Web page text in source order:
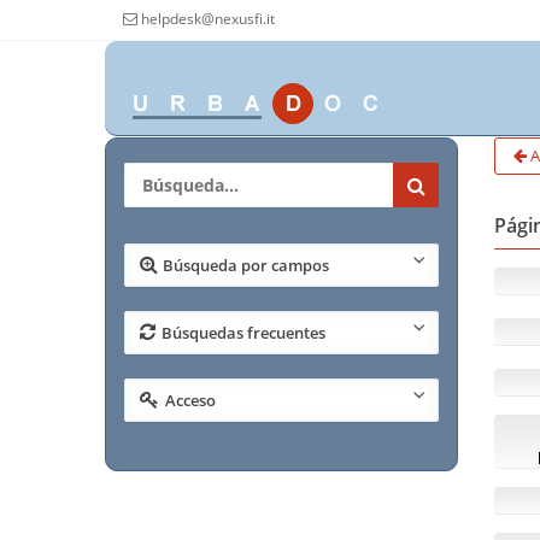
helpdesk@nexusfi.it
Búsqueda por campos
Búsquedas frecuentes
Acceso